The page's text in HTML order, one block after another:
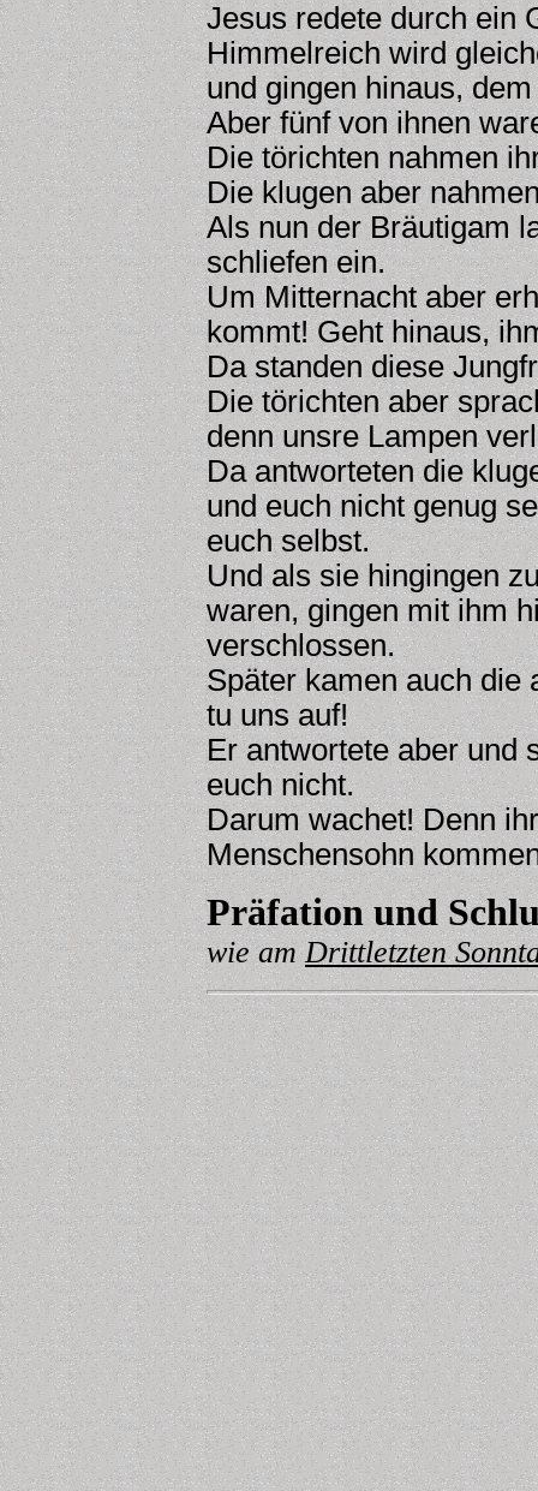
Jesus redete durch ein
Himmelreich wird
und gingen hinaus,
Aber fünf von ihnen
Die törichten nahmen
Die klugen aber
Als nun der Bräutigam
schliefen ein.
Um Mitternacht aber
kommt! Geht hinaus,
Da standen diese
Die törichten aber
denn unsre Lampen
Da antworteten die
und euch nicht genug
euch selbst.
Und als sie hingingen
waren, gingen mit ihm
verschlossen.
Später kamen auch die
tu uns auf!
Er antwortete aber und
euch nicht.
Darum wachet! Denn
Menschensohn
Präfation und
wie amDrittletzten